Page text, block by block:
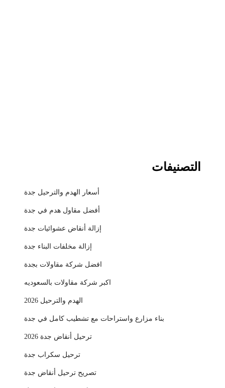
التصنيفات
أسعار الهدم والترحيل جدة
أفضل مقاول هدم في جدة
إزالة أنقاض عشوائيات جدة
إزالة مخلفات البناء جدة
افضل شركة مقاولات بجدة
اكبر شركة مقاولات بالسعوديه
الهدم والترحيل 2026
بناء مزارع واستراحات مع تشطيب كامل في جدة
ترحيل أنقاض جدة 2026
ترحيل سكراب جدة
تصريح ترحيل أنقاض جدة